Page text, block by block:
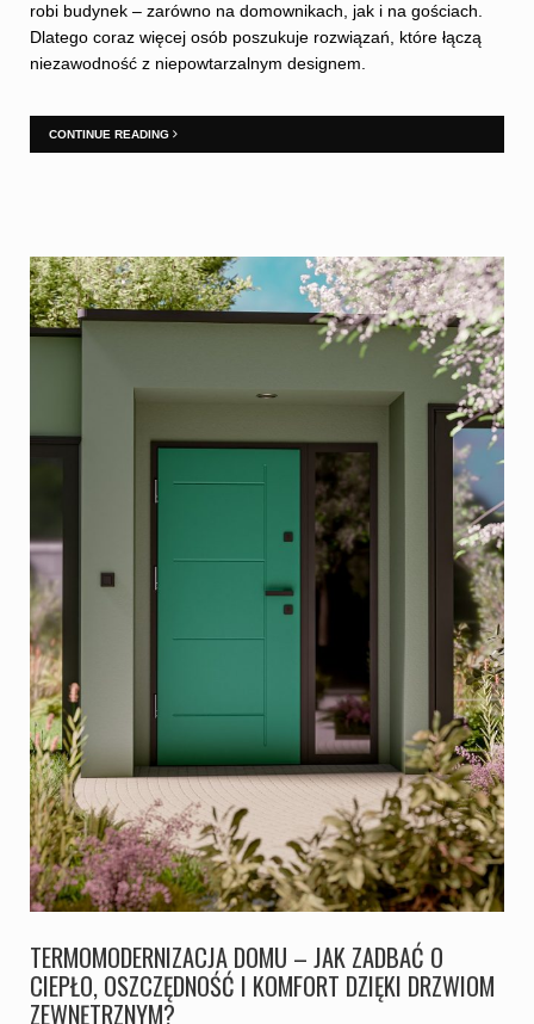
robi budynek – zarówno na domownikach, jak i na gościach.
Dlatego coraz więcej osób poszukuje rozwiązań, które łączą
niezawodność z niepowtarzalnym designem.
CONTINUE READING
TERMOMODERNIZACJA DOMU – JAK ZADBAĆ O
CIEPŁO, OSZCZĘDNOŚĆ I KOMFORT DZIĘKI DRZWIOM
ZEWNĘTRZNYM?